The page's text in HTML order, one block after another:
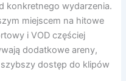
konkretnego wydarzenia.
miejscem na hitowe
i VOD częściej
dodatkowe areny,
dostęp do klipów